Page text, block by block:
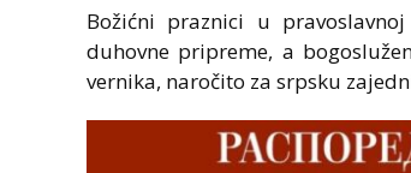
Božićni praznici u
duhovne pripreme, a
vernika, naročito za srpsku